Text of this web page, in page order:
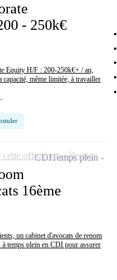
- 250k€
Equity H/F : 200-250k€+ / an,
même limitée, à travailler
16ème
un cabinet d'avocats de renom
temps plein en CDI pour assurer
CDITemps plein
offre à ma sélection